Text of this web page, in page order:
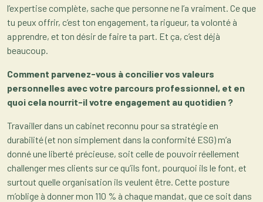
l’expertise complète, sache que personne ne l’a vraiment. Ce que
tu peux offrir, c’est ton engagement, ta rigueur, ta volonté à
apprendre, et ton désir de faire ta part. Et ça, c’est déjà
beaucoup.
Comment parvenez-vous à concilier vos valeurs
personnelles avec votre parcours professionnel, et en
quoi cela nourrit-il votre engagement au quotidien ?
Travailler dans un cabinet reconnu pour sa stratégie en
durabilité (et non simplement dans la conformité ESG) m’a
donné une liberté précieuse, soit celle de pouvoir réellement
challenger mes clients sur ce qu’ils font, pourquoi ils le font, et
surtout quelle organisation ils veulent être. Cette posture
m’oblige à donner mon 110 % à chaque mandat, que ce soit dans